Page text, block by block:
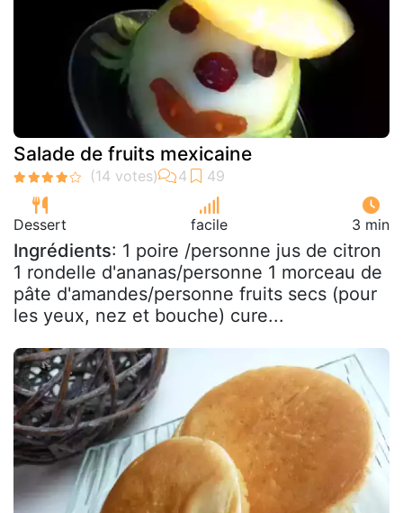
Salade de fruits mexicaine
Dessert facile 3 min
Ingrédients: 1 poire /personne jus de citron
1 rondelle d'ananas/personne 1 morceau de
pâte d'amandes/personne fruits secs (pour
les yeux, nez et bouche) cure...